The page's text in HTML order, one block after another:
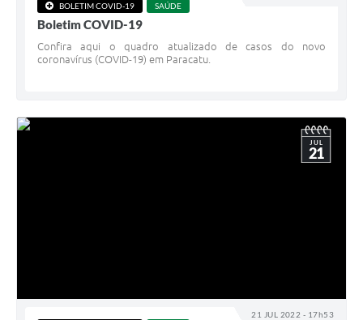
BOLETIM COVID-19 SAÚDE
Boletim COVID-19
Confira aqui o quadro atualizado de casos do novo
coronavírus (COVID-19) em Paracatu.
21 JUL 2022 - 17h53
JUL
21